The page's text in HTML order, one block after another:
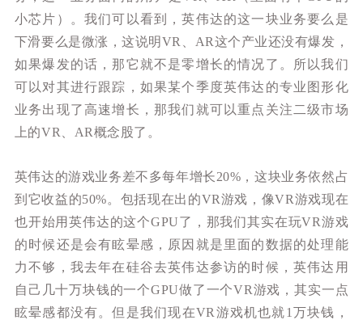
小芯片）。我们可以看到，英伟达的这一块业务要么是
下滑要么是微涨，这说明VR、AR这个产业还没有爆发，
如果爆发的话，那它就不是零增长的情况了。所以我们
可以对其进行跟踪，如果某个季度英伟达的专业图形化
业务出现了高速增长，那我们就可以重点关注二级市场
上的VR、AR概念股了。
英伟达的游戏业务差不多每年增长20%，这块业务依然占
到它收益的50%。包括现在出的VR游戏，像VR游戏现在
也开始用英伟达的这个GPU了，那我们其实在玩VR游戏
的时候还是会有眩晕感，原因就是里面的数据的处理能
力不够，我去年在硅谷去英伟达参访的时候，英伟达用
自己几十万块钱的一个GPU做了一个VR游戏，其实一点
眩晕感都没有。但是我们现在VR游戏机也就1万块钱，